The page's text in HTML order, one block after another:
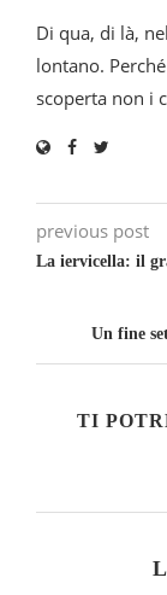
Di qua, di là,
lontano.
scoperta non i
previous post
La iervicella: il
Un fine
TI